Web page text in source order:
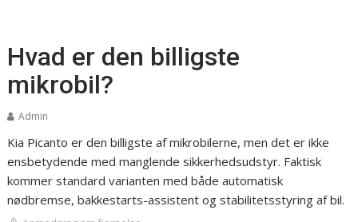
Hvad er den billigste
mikrobil?
Admin
Kia Picanto er den billigste af mikrobilerne, men det er ikke
ensbetydende med manglende sikkerhedsudstyr. Faktisk
kommer standard varianten med både automatisk
nødbremse, bakkestarts-assistent og stabilitetsstyring af bil.